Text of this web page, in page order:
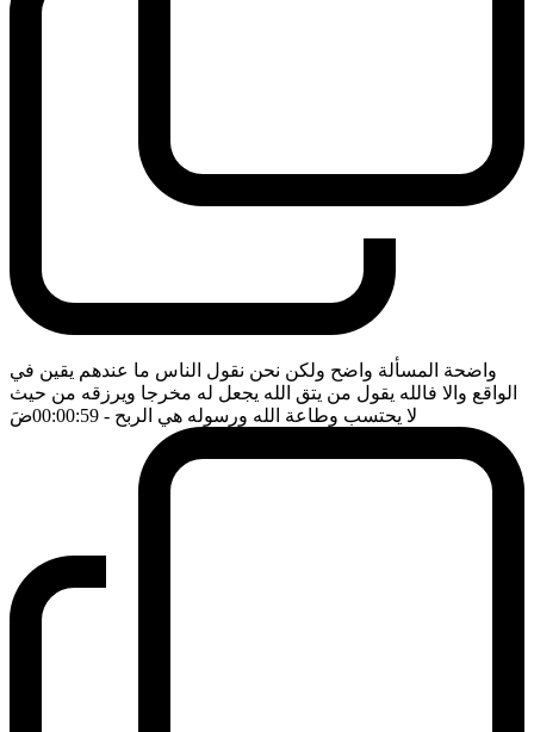
واضحة المسألة واضح ولكن نحن نقول الناس ما عندهم يقين في
الواقع والا فالله يقول من يتق الله يجعل له مخرجا ويرزقه من حيث
لا يحتسب وطاعة الله ورسوله هي الربح - 00:00:59 ضَ